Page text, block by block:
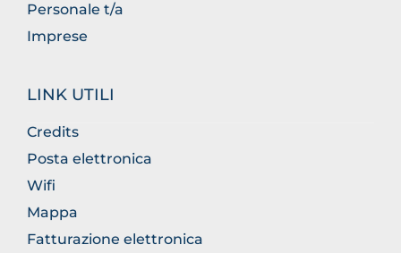
Personale t/a
Imprese
LINK UTILI
Credits
Posta elettronica
Wifi
Mappa
Fatturazione elettronica